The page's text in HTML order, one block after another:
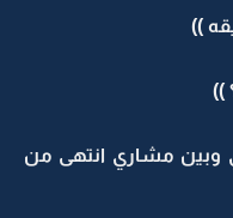
))
))
وبين مشاري انتهى من